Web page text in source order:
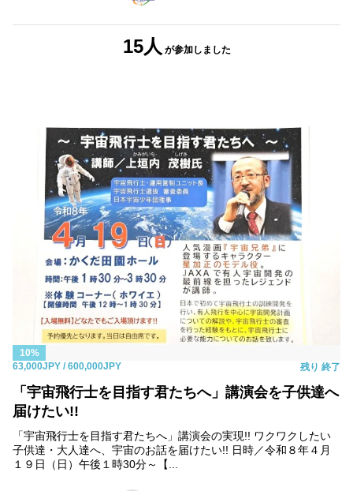
15人 が参加しました
10%
63,000JPY / 600,000JPY 残り 終了
「宇宙飛行士を目指す君たちへ」講演会を子供達へ
届けたい!!
「宇宙飛行士を目指す君たちへ」講演会の実現!! ワクワクしたい
子供達・大人達へ、宇宙のお話を届けたい!! 日時／令和８年４月
１９日（日）午後１時30分～【...